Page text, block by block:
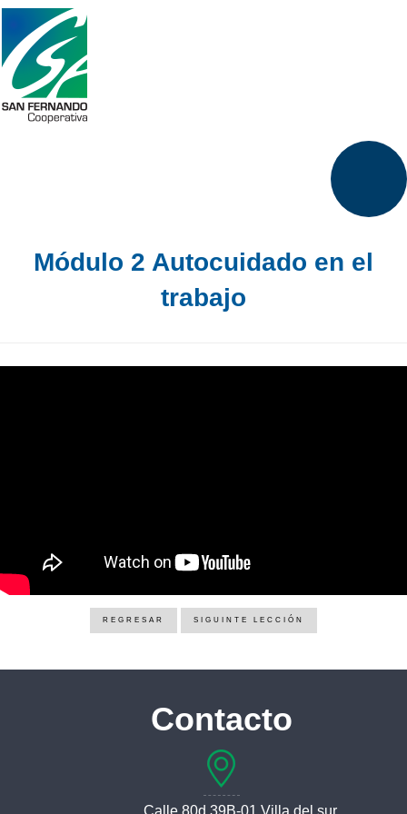
Módulo 2 Autocuidado en el
trabajo
REGRESAR SIGUINTE LECCIÓN
Contacto
Calle 80d 39B-01 Villa del sur